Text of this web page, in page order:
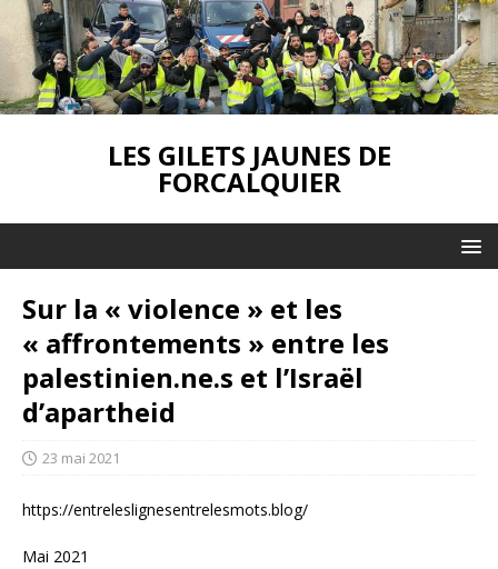
LES GILETS JAUNES DE
FORCALQUIER
Sur la « violence » et les
« affrontements » entre les
palestinien.ne.s et l’Israël
d’apartheid
23 mai 2021
https://entreleslignesentrelesmots.blog/
Mai 2021